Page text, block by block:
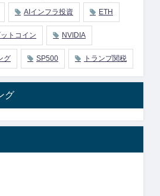
AIインフラ投資 ETH
ットコイン NVIDIA
グ SP500 トランプ関税
グ